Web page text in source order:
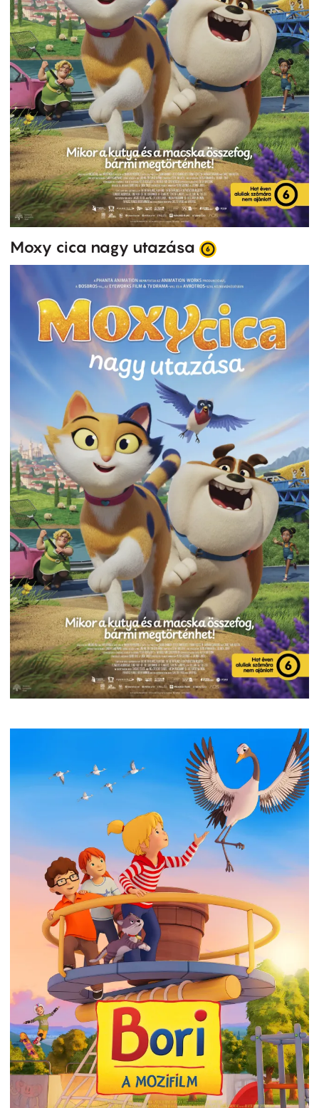
Moxy cica nagy utazása